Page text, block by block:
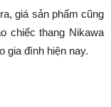
giá sản phẩm cũng
chiếc thang Nikawa
gia đình hiện nay.